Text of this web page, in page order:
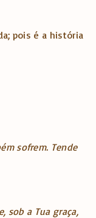
pois é a história
sofrem. Tende
sob a Tua graça,